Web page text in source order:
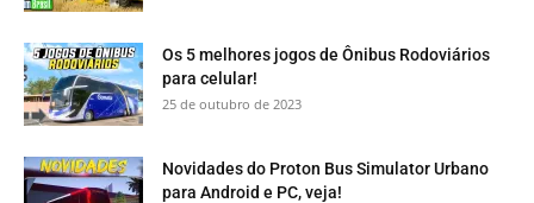
Os 5 melhores jogos de Ônibus Rodoviários
para celular!
25 de outubro de 2023
Novidades do Proton Bus Simulator Urbano
para Android e PC, veja!